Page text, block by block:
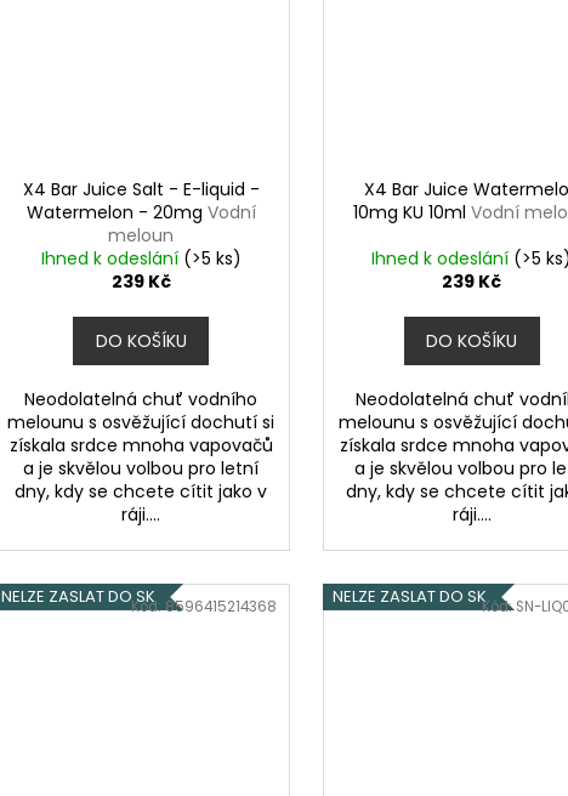
X4 Bar Juice Salt - E-liquid -
Watermelon - 20mg Vodní
meloun
Ihned k odeslání (>5 ks)
239 Kč
DO KOŠÍKU
Neodolatelná chuť vodního
melounu s osvěžující dochutí si
získala srdce mnoha vapovačů
a je skvělou volbou pro letní
dny, kdy se chcete cítit jako v
ráji....
X4 Bar Juice
10mg KU 10mlVodní
Ihned k odeslání (>5 ks)
239 Kč
DO KOŠÍKU
Neodolatelná chuť
melounu s osvěžující
získala srdce mnoha
a je skvělou volbou pro
dny, kdy se chcete cítit
ráji....
NELZE ZASLAT DO SK
Kód:8596415214368 NELZE ZASLAT DO SKKód:SN-